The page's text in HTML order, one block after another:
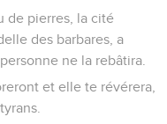
de pierres, la cité
des barbares, a
ne la rebâtira.
et elle te révérera,